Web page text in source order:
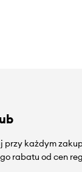
przy każdym
rabatu od cen